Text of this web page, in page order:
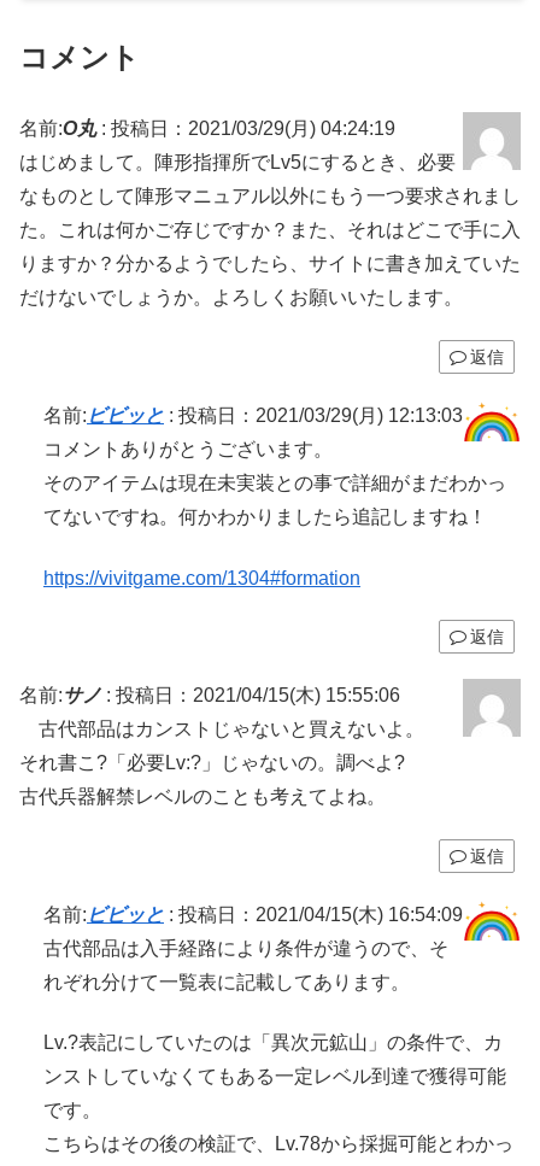
コメント
名前:O丸: 投稿日：2021/03/29(月) 04:24:19
はじめまして。陣形指揮所でLv5にするとき、必要
なものとして陣形マニュアル以外にもう一つ要求されまし
た。これは何かご存じですか？また、それはどこで手に入
りますか？分かるようでしたら、サイトに書き加えていた
だけないでしょうか。よろしくお願いいたします。
返信
名前: ビビッと : 投稿日：2021/03/29(月) 12:13:03
コメントありがとうございます。
そのアイテムは現在未実装との事で詳細がまだわかっ
てないですね。何かわかりましたら追記しますね！
https://vivitgame.com/1304#formation
返信
名前:サノ : 投稿日：2021/04/15(木) 15:55:06
古代部品はカンストじゃないと買えないよ。
それ書こ?「必要Lv:?」じゃないの。調べよ?
古代兵器解禁レベルのことも考えてよね。
返信
名前: ビビッと : 投稿日：2021/04/15(木) 16:54:09
古代部品は入手経路により条件が違うので、そ
れぞれ分けて一覧表に記載してあります。
Lv.?表記にしていたのは「異次元鉱山」の条件で、カ
ンストしていなくてもある一定レベル到達で獲得可能
です。
こちらはその後の検証で、Lv.78から採掘可能とわかっ